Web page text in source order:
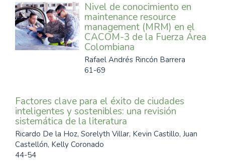
Nivel de conocimiento en
maintenance resource
management (MRM) en el
CACOM-3 de la Fuerza Área
Colombiana
Rafael Andrés Rincón Barrera
61-69
Factores clave para el éxito de ciudades
inteligentes y sostenibles: una revisión
sistemática de la literatura
Ricardo De la Hoz, Sorelyth Villar, Kevin Castillo, Juan
Castellón, Kelly Coronado
44-54